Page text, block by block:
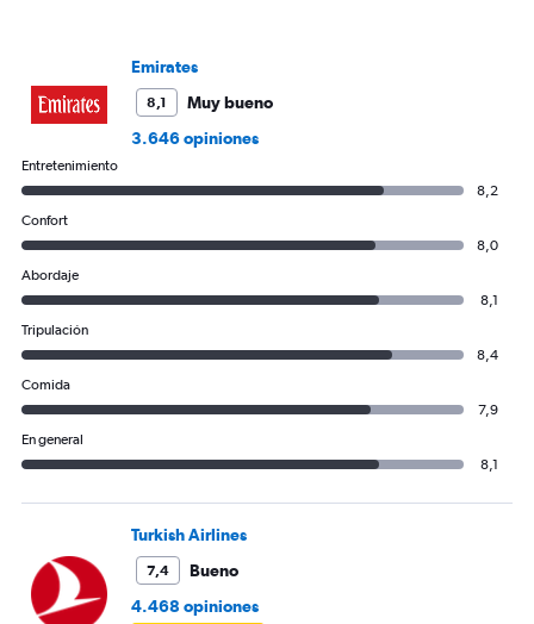
Emirates
8,1
Muy bueno
3.646 opiniones
Entretenimiento
8,2
Confort
8,0
Abordaje
8,1
Tripulación
8,4
Comida
7,9
En general
8,1
Turkish Airlines
7,4
Bueno
4.468 opiniones